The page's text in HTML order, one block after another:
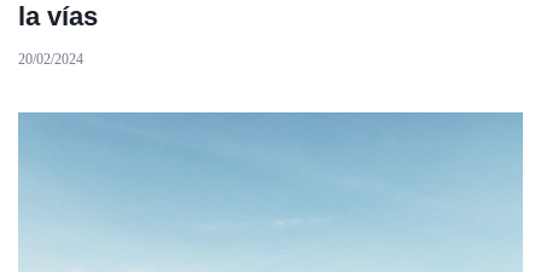
la vías
20/02/2024